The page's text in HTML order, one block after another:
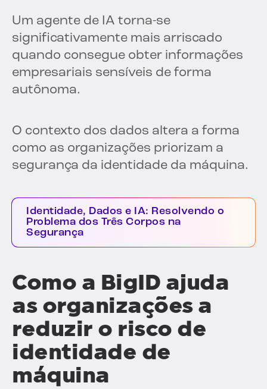
Um agente de IA torna-se
significativamente mais arriscado
quando consegue obter informações
empresariais sensíveis de forma
autônoma.
O contexto dos dados altera a forma
como as organizações priorizam a
segurança da identidade da máquina.
Identidade, Dados e IA: Resolvendo o
Problema dos Três Corpos na
Segurança
Como a BigID ajuda
as organizações a
reduzir o risco de
identidade de
máquina